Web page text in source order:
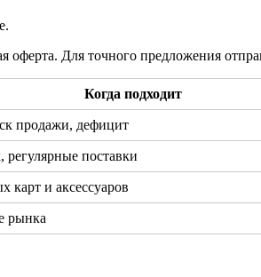
Для точного предложения
Когда подходит
продажи, дефицит
регулярные поставки
карт и аксессуаров
рынка